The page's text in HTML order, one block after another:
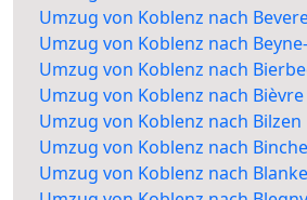
Umzug von Koblenz nach
Umzug von Koblenz nach
Umzug von Koblenz nach
Umzug von Koblenz nach Bièvre
Umzug von Koblenz nach Bilzen
Umzug von Koblenz nach Binche
Umzug von Koblenz nach